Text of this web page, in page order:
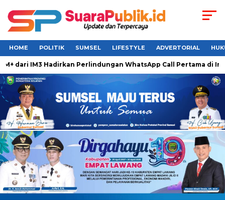
HOME POLITIK SUMSEL LIFESTYLE ADVERTORIAL
dari IM3 Hadirkan Perlindungan WhatsApp Call Pertama di